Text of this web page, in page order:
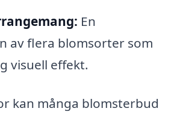
En
av flera blomsorter som
visuell effekt.
kan många blomsterbud